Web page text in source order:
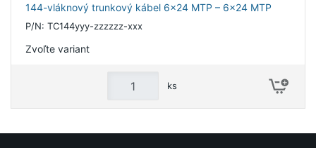
144-vláknový trunkový kábel 6x24 MTP – 6x24 MTP
P/N: TC144yyy-zzzzzz-xxx
Zvoľte variant
ks